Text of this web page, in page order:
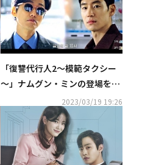
「復讐代行人2～模範タクシー
～」ナムグン・ミンの登場を予
告？イ・ジェフンとの出会いに
期待【ネタバレあり】
2023/03/19 19:26